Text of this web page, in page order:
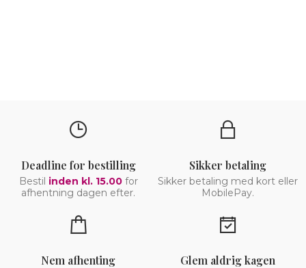
Deadline for bestilling
Bestil inden kl. 15.00for
afhentning dagen efter.
Sikker betaling
Sikker betaling med kort eller
MobilePay.
Nem afhenting Glem aldrig kagen